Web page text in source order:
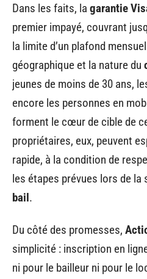
Dans les faits, la garantie
premier impayé, couvrant
la limite d’un plafond
géographique et la nature du
jeunes de moins de 30 ans,
encore les personnes en
forment le cœur de cible de
propriétaires, eux, peuvent
rapide, à la condition de
les étapes prévues lors de la
bail.
Du côté des promesses,
simplicité : inscription en
ni pour le bailleur ni pour le